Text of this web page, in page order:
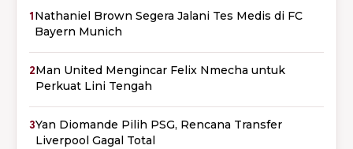
1Nathaniel Brown Segera Jalani Tes Medis di FC
Bayern Munich
2Man United Mengincar Felix Nmecha untuk
Perkuat Lini Tengah
3Yan Diomande Pilih PSG, Rencana Transfer
Liverpool Gagal Total